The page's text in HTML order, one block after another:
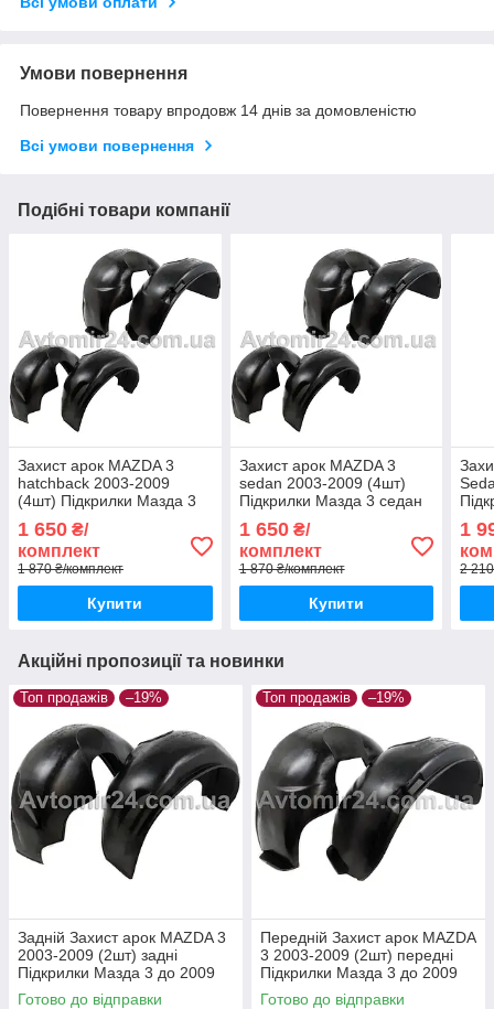
Умови повернення
Повернення товару впродовж 14 днів за домовленістю
Всі умови повернення
Подібні товари компанії
Захист арок MAZDA 3
hatchback 2003-2009
(4шт) Підкрилки Мазда 3
1 650 ₴/
комплект
1 870 ₴/комплект
Купити
Захист арок MAZDA 3
sedan 2003-2009 (4шт)
Підкрилки Мазда 3 седан
1 650₴/
комплект
1 870 ₴/комплект
Купити
1
2
Акційні пропозиції та новинки
Топ продажів –19%
Задній Захист арок MAZDA 3
2003-2009 (2шт) задні
Підкрилки Мазда 3 до 2009
пара задніх
Готово до відправки
Топ продажів –19%
Передній Захист арок MAZDA
3 2003-2009 (2шт) передні
Підкрилки Мазда 3 до 2009
пара передніх
Готово до відправки